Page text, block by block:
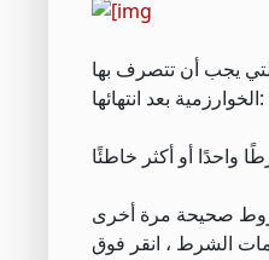
يجب أن تتصرف بها
الخوارزمية بعد انتهائها:
واحدًا أو أكثر خاطئًا
صحيحة مرة أخرى